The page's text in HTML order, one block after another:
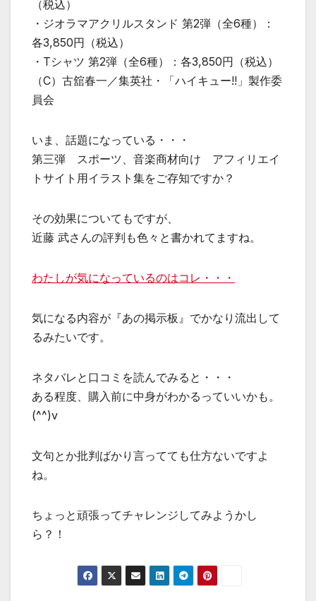
（税込）
・ジオラマアクリルスタンド 第2弾（全6種）：
各3,850円（税込）
・Tシャツ 第2弾（全6種）：各3,850円（税込）
（C）古舘春一／集英社・「ハイキュー!!」製作委
員会
いま、話題になっている・・・
第三弾 スポーツ、音楽商材向け アフィリエイ
トサイト用イラスト集をご存知ですか？
その効果についてもですが、
近藤 武さんの評判も色々と書かれてますね。
わたしが気になっているのはコレ・・・
気になる内容が『あの掲示板』でかなり流出して
るみたいです。
ネタバレと口コミを読んでみると・・・
ある程度、購入前に中身がわかるっていいかも。
(^^)v
文句とか批判ばかり言ってても仕方ないですよ
ね。
ちょっと頑張ってチャレンジしてみようかし
ら？！